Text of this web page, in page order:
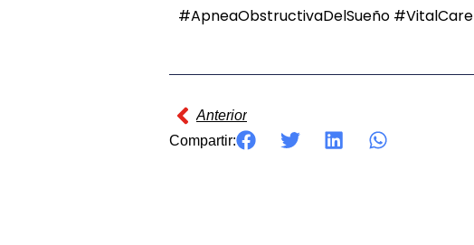
#ApneaObstructivaDelSueño #VitalCare
Ant
Anterior
Compartir: